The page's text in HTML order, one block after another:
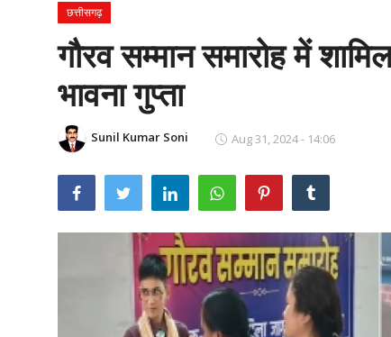
मध्यप्रदेश
छत्तीसगढ़
गौरव सम्मान समारोह में
भावना गुप्ता
Sunil Kumar Soni Aug 31, 2024 - 14:06